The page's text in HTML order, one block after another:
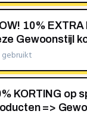
10‌%
Gewoonstijl
gebruikt
KORTING op
=>